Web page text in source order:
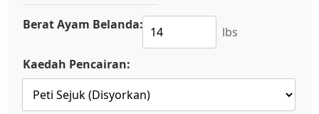
Berat Ayam Belanda: lbs
Kaedah Pencairan: